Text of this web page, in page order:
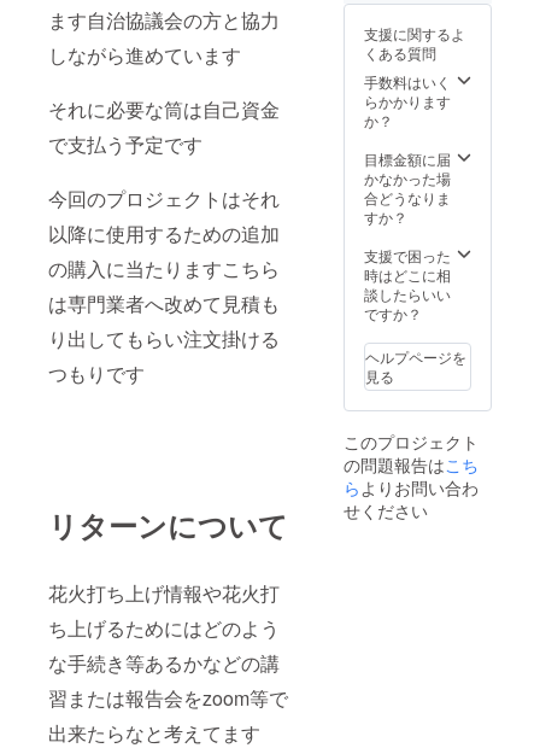
ます自治協議会の方と協力
しながら進めています
それに必要な筒は自己資金
で支払う予定です
今回のプロジェクトはそれ
以降に使用するための追加
の購入に当たりますこちら
は専門業者へ改めて見積も
り出してもらい注文掛ける
つもりです
リターンについて
花火打ち上げ情報や花火打
ち上げるためにはどのよう
な手続き等あるかなどの講
習または報告会をzoom等で
出来たらなと考えてます
やめくださるよ
うお願いします
もしどうしても
公開したい場合
はその旨を早め
に連絡するよう
お願いします
支援に関するよ
くある質問
手数料はいく
らかかります
か？
目標金額に届
かなかった場
合どうなりま
すか？
支援で困った
時はどこに相
談したらいい
ですか？
ヘルプページを
見る
このプロジェクト
の問題報告はこち
ら よりお問い合わ
せください